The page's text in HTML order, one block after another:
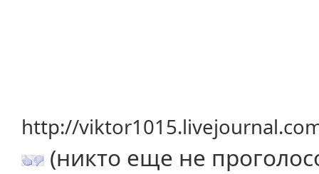
http://
(никто еще не